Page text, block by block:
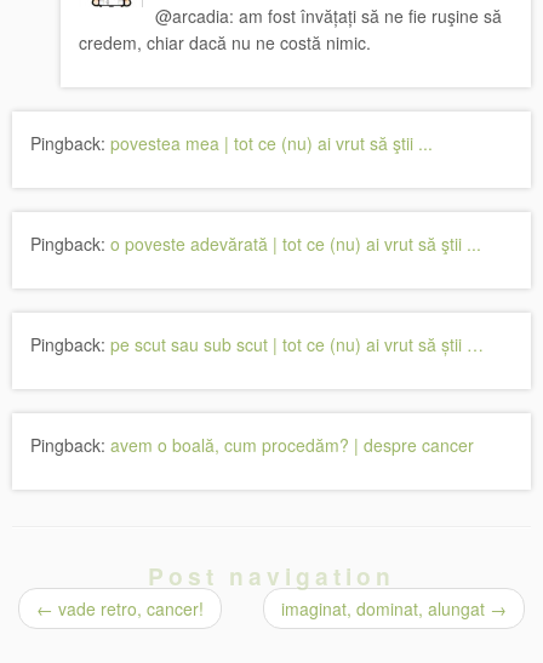
@arcadia: am fost învățați să ne fie ruşine să
credem, chiar dacă nu ne costă nimic.
Pingback: povestea mea | tot ce (nu) ai vrut să ştii ...
Pingback: o poveste adevărată | tot ce (nu) ai vrut să ştii ...
Pingback: pe scut sau sub scut | tot ce (nu) ai vrut să știi …
Pingback: avem o boală, cum procedăm? | despre cancer
Post navigation
← vade retro, cancer! imaginat, dominat, alungat →